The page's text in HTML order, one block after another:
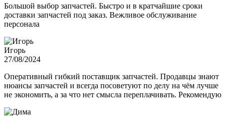
Большой выбор запчастей. Быстро и в кратчайшие сроки
доставки запчастей под заказ. Вежливое обслуживание
персонала
Игорь
27/08/2024
Оперативный гибкий поставщик запчастей. Продавцы знают
нюансы запчастей и всегда посоветуют по делу на чём лучше
не экономить, а за что нет смысла переплачивать. Рекомендую